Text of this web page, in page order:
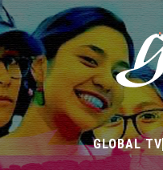
GLOBAL TV